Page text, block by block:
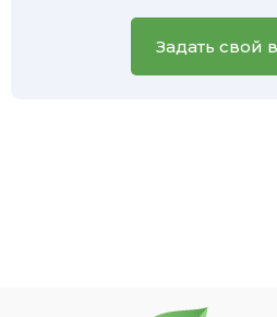
вашего зеленого питомца, и наш
Задать свой